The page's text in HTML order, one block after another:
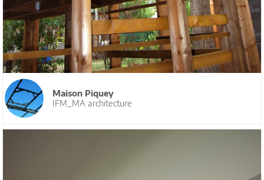
Maison Piquey
IFM_MA architecture